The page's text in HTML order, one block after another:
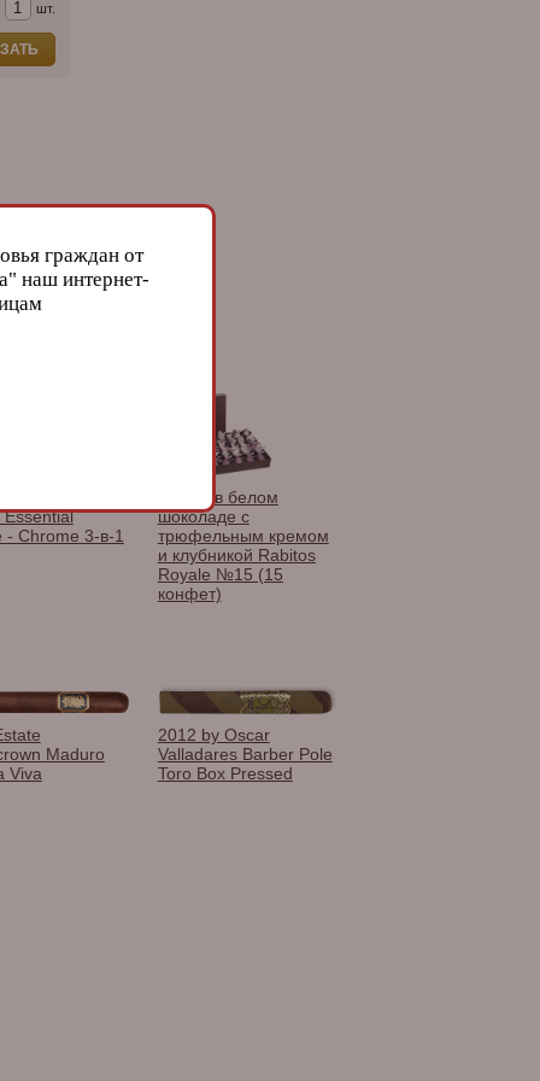
шт.
- Chrome 3-в-1
Инжир в белом
шоколаде с
трюфельным кремом
и клубникой Rabitos
Royale №15 (15
конфет)
Maduro
Viva
2012 by Oscar
Valladares Barber Pole
Toro Box Pressed
граждан от
наш интернет-